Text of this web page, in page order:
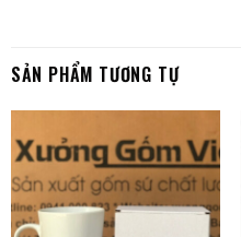
SẢN PHẨM TƯƠNG TỰ